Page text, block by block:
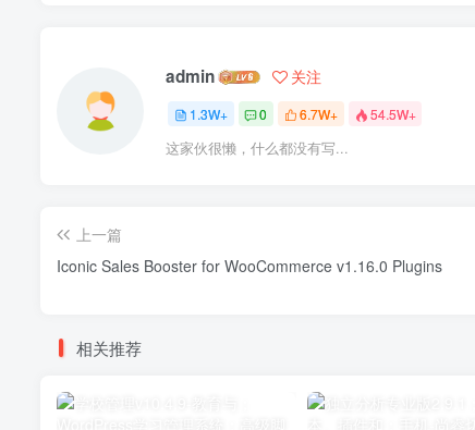
admin 关注
1.3W+ 0 6.7W+ 54.5W+
这家伙很懒，什么都没有写...
上一篇
Iconic Sales Booster for WooCommerce v1.16.0 Plugins
相关推荐